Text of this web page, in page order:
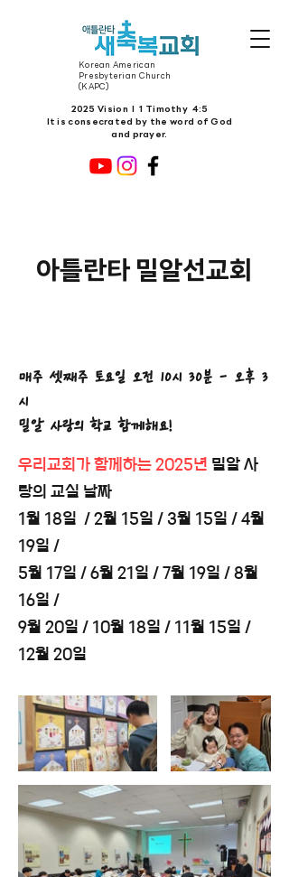
Korean American
Presbyterian Church
(KAPC)
2025 Vision l 1 Timothy 4:5
It is consecrated by the word of God
and prayer.
아틀란타 밀알선교회
매주 셋째주 토요일 오전 10시 30분 - 오후 3
시
​밀알 사랑의 학교 함께해요!
우리교회가 함께하는 2025년 밀알 사
랑의 교실 날짜
1월 18일 / 2월 15일 / 3월 15일 / 4월
19일 /
5월 17일 / 6월 21일 / 7월 19일 / 8월
16일 /
​9월 20일 / 10월 18일 / 11월 15일 /
12월 20일